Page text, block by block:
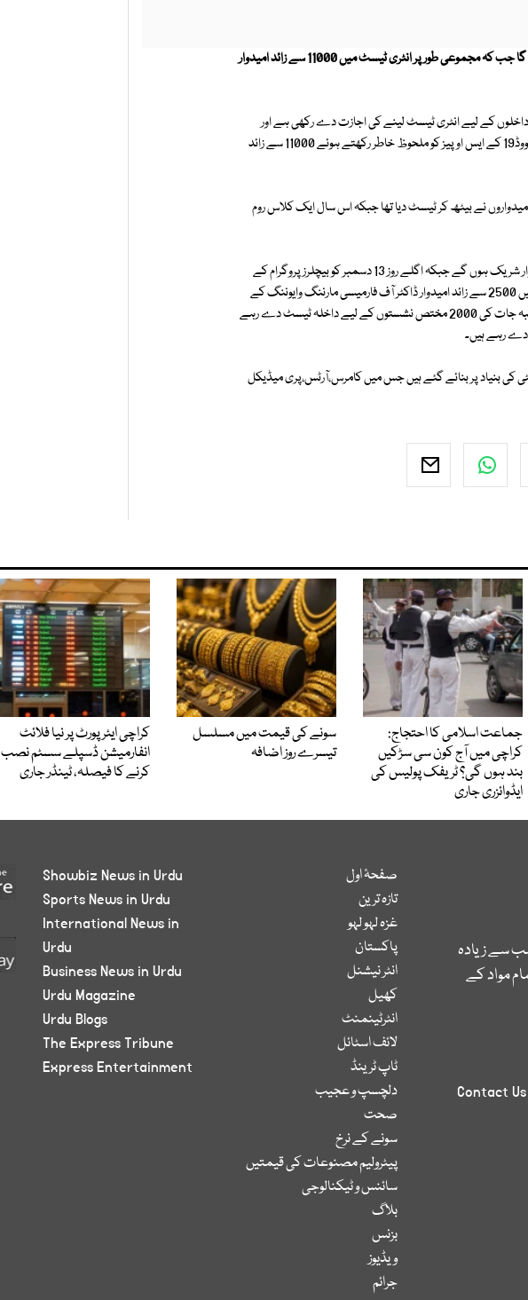
جامعہ کراچی میں داخلوں کے لیے انٹری ٹیسٹ بالترتیب 12 اور13 دسمبر کو لیا جائے گا جب کہ مجموعی طورپر انٹری ٹیسٹ میں 11000 سے زائد امیدوار
کے لیے انٹری ٹیسٹ لینے کی اجازت دے رکھی ہے اور
جامعہ کراچی کی ایڈمیشن کمیٹی کی ڈائریکٹر ڈاکٹر صائمہ اختر کے مطابق اس بار کووڈ19 کے ایس اوپیز کو ملحوظ خاطر رکھتے ہوئے 11000 سے زائد
برس ان ٹیسٹ سینٹرز کی تعداد 26 تھی،گزشتہ برس ایک کلاس روم میں 60 امیدواروں نے بیٹھ کر ٹیسٹ دیا تھا جبکہ اس سال ایک کلاس روم
واضح رہے کہ پہلے روز 12 دسمبر کو ماسٹرز پروگرام کے انٹری ٹیسٹ میں 550 امیدوار شریک ہوں گے جبکہ اگلے روز 13 دسمبر کو بیچلرز پروگرام کے
انٹری ٹیسٹ میں 10500 سے زائد امیدوارشریک ہورہے ہیں، ان10500 امیدواروں میں 2500 سے زائد امیدوار ڈاکٹر آف فارمیسی مارننگ وایوننگ کے
ہوں گے،مجموعی طور پر بیچلرز پروگرام کے داخلوں کے لیے یہ10500 امیدوار 19 شعبہ جات کی 2000 مختص نشستوں کے لیے داخلہ ٹیسٹ دے رہے
کی بنیاد پر بنائے گئے ہیں جس میں کامرس،آرٹس،پری میڈیکل
جماعت اسلامی کا احتجاج:
کراچی میں آج کون سی سڑکیں
بند ہوں گی؟ ٹریفک پولیس کی
ایڈوائزری جاری
سونے کی قیمت میں مسلسل
تیسرے روز اضافہ
کراچی ایئرپورٹ پر نیا فلائٹ
انفارمیشن ڈسپلے سسٹم نصب
کرنے کا فیصلہ، ٹینڈر جاری
سے زیادہ
مواد کے
Contact Us
صفحۂ اول
تازہ ترین
غزہ لہو لہو
پاکستان
انٹر نیشنل
کھیل
انٹرٹینمنٹ
لائف اسٹائل
ٹاپ ٹرینڈ
دلچسپ و عجیب
صحت
سونے کے نرخ
پیٹرولیم مصنوعات کی قیمتیں
سائنس و ٹیکنالوجی
بلاگ
بزنس
ویڈیوز
جرائم
Showbiz News in Urdu
Sports News in Urdu
International News in
Urdu
Business News in Urdu
Urdu Magazine
Urdu Blogs
The Express Tribune
Express Entertainment